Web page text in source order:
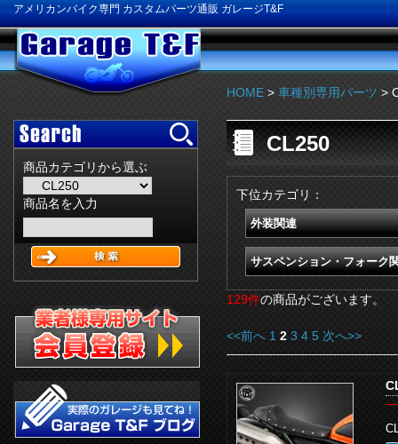
アメリカンバイク専門 カスタムパーツ通販 ガレージT&F
商品カテゴリから選ぶ
商品名を入力
HOME > 車種別専用パーツ >
CL250
下位カテゴリ：
外装関連
サスペンション・フォーク
129件の商品がございます。
<<前へ 1 2 3 4 5 次へ>>